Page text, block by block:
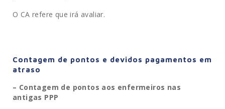
O CA refere que irá avaliar.
Contagem de pontos e devidos pagamentos em
atraso
– Contagem de pontos aos enfermeiros nas
antigas PPP